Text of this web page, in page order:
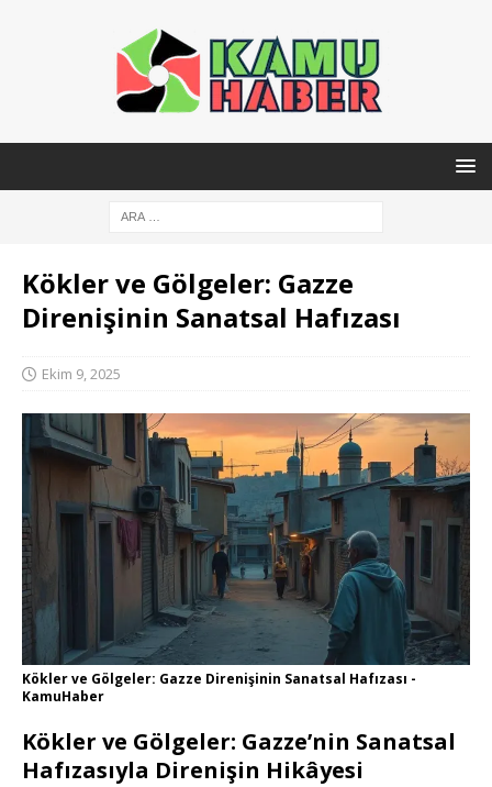
Kökler ve Gölgeler: Gazze
Direnişinin Sanatsal Hafızası
Ekim 9, 2025
Kökler ve Gölgeler: Gazze Direnişinin Sanatsal Hafızası -
KamuHaber
Kökler ve Gölgeler: Gazze’nin Sanatsal
Hafızasıyla Direnişin Hikâyesi